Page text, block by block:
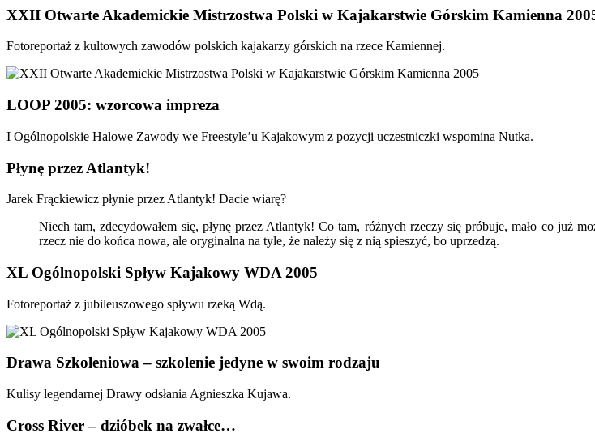
XXII Otwarte Akademickie Mistrzostwa Polski w Kajakarstwie Górskim Kamienna
Fotoreportaż z kultowych zawodów polskich kajakarzy górskich na rzece Kamiennej.
LOOP 2005: wzorcowa impreza
I Ogólnopolskie Halowe Zawody we Freestyle’u Kajakowym z pozycji uczestniczki wspomina Nutka.
Płynę przez Atlantyk!
Jarek Frąckiewicz płynie przez Atlantyk! Dacie wiarę?
Niech tam, zdecydowałem się, płynę przez Atlantyk! Co tam, różnych rzeczy się próbuje, mało co już
rzecz nie do końca nowa, ale oryginalna na tyle, że należy się z nią spieszyć, bo uprzedzą.
XL Ogólnopolski Spływ Kajakowy WDA 2005
Fotoreportaż z jubileuszowego spływu rzeką Wdą.
Drawa Szkoleniowa – szkolenie jedyne w swoim rodzaju
Kulisy legendarnej Drawy odsłania Agnieszka Kujawa.
Cross River – dzióbek na zwałce…